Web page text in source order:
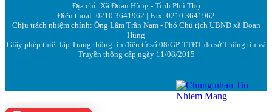
Địa chỉ: Xã Đoan Hùng - Tỉnh Phú Thọ
Điện thoại: 0210.3641962 | Fax: 0210.3641962
Chịu trách nhiệm chính: Ông Lâm Trần Nam - Phó Chủ tịch UBND xã Đoan
Hùng
Giấy phép thiết lập Trang thông tin điện tử số 08/GP-TTĐT do sở Thông tin và
Truyền thông cấp ngày 11/08/2015